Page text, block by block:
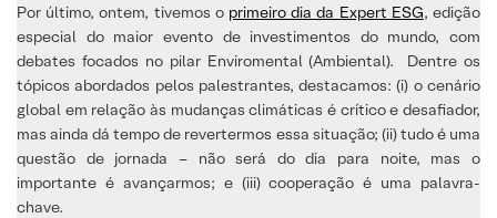
Por último, ontem, tivemos o primeiro dia da Expert ESG, edição
especial do maior evento de investimentos do mundo, com
debates focados no pilar Enviromental (Ambiental). Dentre os
tópicos abordados pelos palestrantes, destacamos: (i) o cenário
global em relação às mudanças climáticas é crítico e desafiador,
mas ainda dá tempo de revertermos essa situação; (ii) tudo é uma
questão de jornada – não será do dia para noite, mas o
importante é avançarmos; e (iii) cooperação é uma palavra-
chave.